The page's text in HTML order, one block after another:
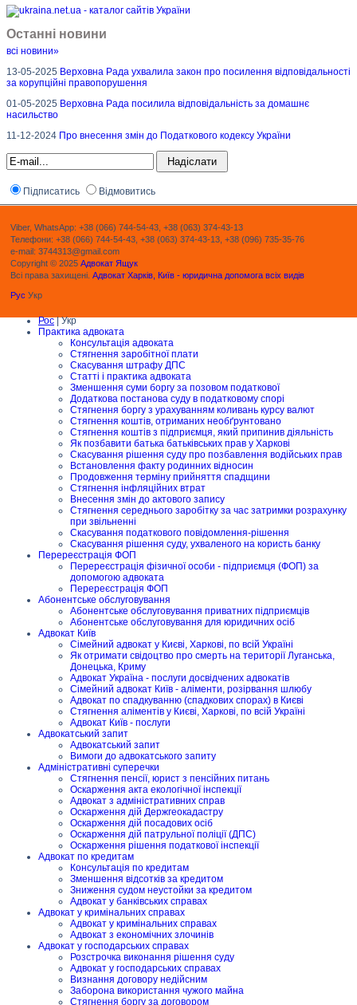
Останні новини
всі новини»
13-05-2025 Верховна Рада ухвалила закон про посилення відповідальності
за корупційні правопорушення
01-05-2025 Верховна Рада посилила відповідальність за домашнє
насильство
11-12-2024 Про внесення змін до Податкового кодексу України
Підписатись Відмовитись
Viber, WhatsApp: +38 (066) 744-54-43, +38 (063) 374-43-13
Телефони: +38 (066) 744-54-43, +38 (063) 374-43-13, +38 (096) 735-35-76
e-mail: 3744313@gmail.com
Copyright © 2025 Адвокат Ящук
Всі права захищені. Адвокат Харків, Київ - юридична допомога всіх видів
Рус Укр
Рос| Укр
Практика адвоката
Консультація адвоката
Стягнення заробітної плати
Скасування штрафу ДПС
Статті і практика адвоката
Зменшення суми боргу за позовом податкової
Додаткова постанова суду в податковому спорі
Стягнення боргу з урахуванням коливань курсу валют
Стягнення коштів, отриманих необґрунтовано
Стягнення коштів з підприємця, який припинив діяльність
Як позбавити батька батьківських прав у Харкові
Скасування рішення суду про позбавлення водійських прав
Встановлення факту родинних відносин
Продовження терміну прийняття спадщини
Стягнення інфляційних втрат
Внесення змін до актового запису
Стягнення середнього заробітку за час затримки розрахунку
при звільненні
Скасування податкового повідомлення-рішення
Скасування рішення суду, ухваленого на користь банку
Перереєстрація ФОП
Перереєстрація фізичної особи - підприємця (ФОП) за
допомогою адвоката
Перереєстрація ФОП
Абонентське обслуговування
Абонентське обслуговування приватних підприємців
Абонентське обслуговування для юридичних осіб
Адвокат Київ
Сімейний адвокат у Києві, Харкові, по всій Україні
Як отримати свідоцтво про смерть на території Луганська,
Донецька, Криму
Адвокат Україна - послуги досвідчених адвокатів
Сімейний адвокат Київ - аліменти, розірвання шлюбу
Адвокат по спадкуванню (спадкових спорах) в Києві
Стягнення аліментів у Києві, Харкові, по всій Україні
Адвокат Київ - послуги
Адвокатський запит
Адвокатський запит
Вимоги до адвокатського запиту
Адміністративні суперечки
Стягнення пенсії, юрист з пенсійних питань
Оскарження акта екологічної інспекції
Адвокат з адміністративних справ
Оскарження дій Держгеокадастру
Оскарження дій посадових осіб
Оскарження дій патрульної поліції (ДПС)
Оскарження рішення податкової інспекції
Адвокат по кредитам
Консультація по кредитам
Зменшення відсотків за кредитом
Зниження судом неустойки за кредитом
Адвокат у банківських справах
Адвокат у кримінальних справах
Адвокат у кримінальних справах
Адвокат з економічних злочинів
Адвокат у господарських справах
Розстрочка виконання рішення суду
Адвокат у господарських справах
Визнання договору недійсним
Заборона використання чужого майна
Стягнення боргу за договором